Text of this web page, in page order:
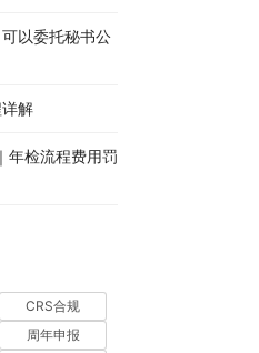
以委托秘书公
解
年检流程费用罚
CRS合规
周年申报